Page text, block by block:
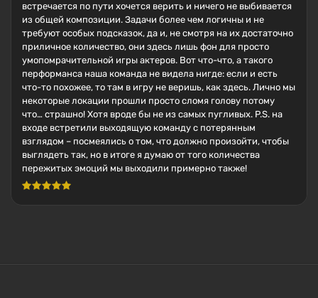
встречается по пути хочется верить и ничего не выбивается
из общей композиции. Задачи более чем логичны и не
требуют особых подсказок, да и, не смотря на их достаточно
приличное количество, они здесь лишь фон для просто
умопомрачительной игры актеров. Вот что-что, а такого
перформанса наша команда не видела нигде: если и есть
что-то похожее, то там в игру не веришь, как здесь. Лично мы
некоторые локации прошли просто сломя голову потому
что… страшно! Хотя вроде бы не из самых пугливых. P.S. на
входе встретили выходящую команду с потерянным
взглядом – посмеялись о том, что должно произойти, чтобы
выглядеть так, но в итоге я думаю от того количества
пережитых эмоций мы выходили примерно также!